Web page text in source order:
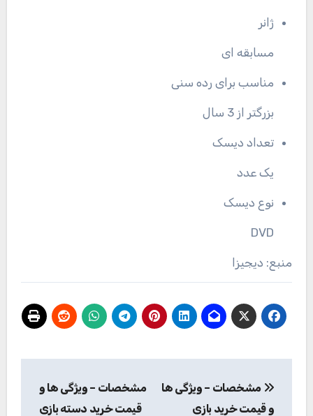
ژانر
مسابقه ای
مناسب برای رده سنی
بزرگتر از 3 سال
تعداد دیسک
یک عدد
نوع دیسک
DVD
منبع: دیجیزا
نوشته
مشخصات – ویژگی ها
و قیمت خرید بازی
مشخصات – ویژگی ها و
قیمت خرید دسته بازی